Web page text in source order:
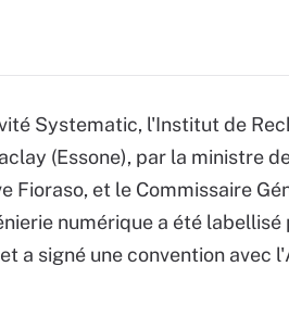
Systematic, l'Institut de
(Essone), par la ministre
Fioraso, et le Commissaire
numérique a été labellisé
a signé une convention avec